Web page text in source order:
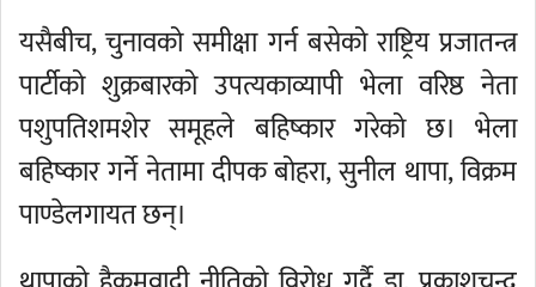
यसैबीच, चुनावको समीक्षा गर्न बसेको राष्ट्रिय प्रजातन्त्र
पार्टीको शुक्रबारको उपत्यकाव्यापी भेला वरिष्ठ नेता
पशुपतिशमशेर समूहले बहिष्कार गरेको छ। भेला
बहिष्कार गर्ने नेतामा दीपक बोहरा, सुनील थापा, विक्रम
पाण्डेलगायत छन्।